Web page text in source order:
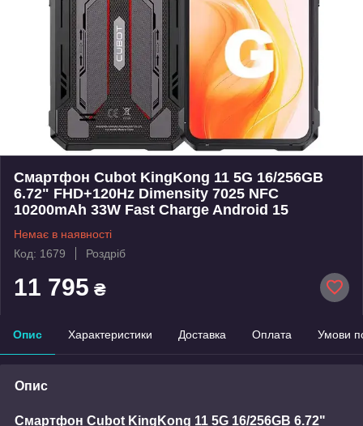
Смартфон Cubot KingKong 11 5G 16/256GB
6.72" FHD+120Hz Dimensity 7025 NFC
10200mAh 33W Fast Charge Android 15
Немає в наявності
Код: 1679
Роздріб
11 795 ₴
Опис Характеристики Доставка Оплата Умови
Опис
Смартфон Cubot KingKong 11 5G 16/256GB 6.72"